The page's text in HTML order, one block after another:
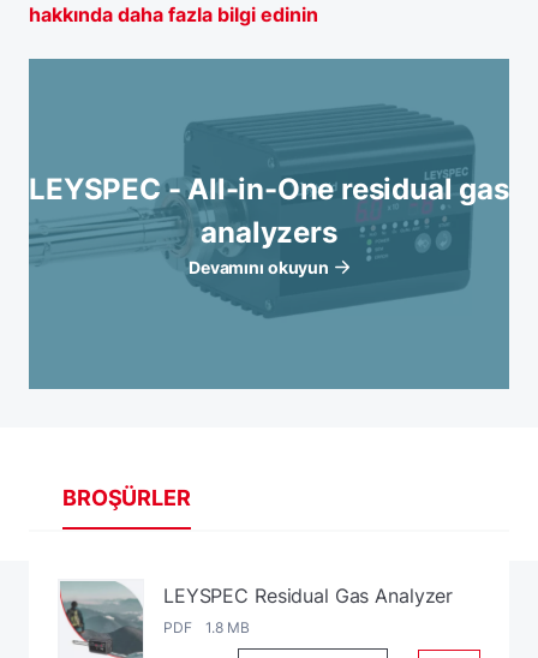
hakkında daha fazla bilgi edinin
LEYSPEC - All-in-One residual gas
analyzers
Devamını okuyun
BROŞÜRLER
LEYSPEC Residual Gas Analyzer
PDF 1.8 MB